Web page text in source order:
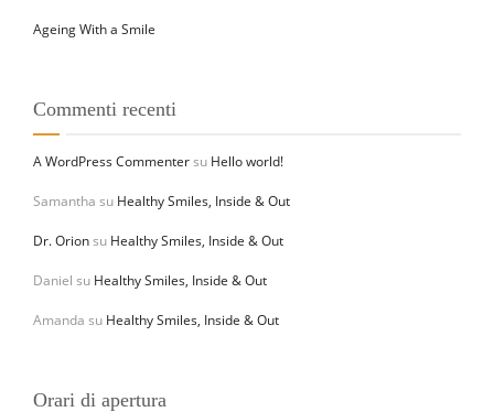
Ageing With a Smile
Commenti recenti
A WordPress Commentersu Hello world!
Samantha su Healthy Smiles, Inside & Out
Dr. Orionsu Healthy Smiles, Inside & Out
Daniel su Healthy Smiles, Inside & Out
Amanda su Healthy Smiles, Inside & Out
Orari di apertura